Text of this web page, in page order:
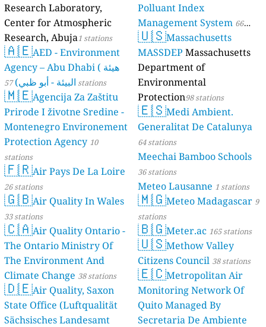
Research Laboratory,
Center for Atmospheric
Research, Abuja1 stations
🇦🇪AED - Environment
Agency – Abu Dhabi ( هيئة
البيئة - أبو ظبي) 57 stations
🇲🇪Agencija Za Zaštitu
Prirode I životne Sredine -
Montenegro Environement
Protection Agency 10
stations
🇫🇷Air Pays De La Loire
26 stations
🇬🇧Air Quality In Wales
33 stations
🇨🇦Air Quality Ontario -
The Ontario Ministry Of
The Environment And
Climate Change 38 stations
🇩🇪Air Quality, Saxon
State Office (Luftqualität
Sächsisches Landesamt
Polluant Index
Management System 66
stations
🇺🇸Massachusetts
MASSDEP Massachusetts
Department of
Environmental
Protection98 stations
🇪🇸Medi Ambient.
Generalitat De Catalunya
64 stations
Meechai Bamboo Schools
36 stations
Meteo Lausanne 1 stations
🇲🇬Meteo Madagascar 9
stations
🇧🇬Meter.ac 165 stations
🇺🇸Methow Valley
Citizens Council 38 stations
🇪🇨Metropolitan Air
Monitoring Network Of
Quito Managed By
Secretaria De Ambiente